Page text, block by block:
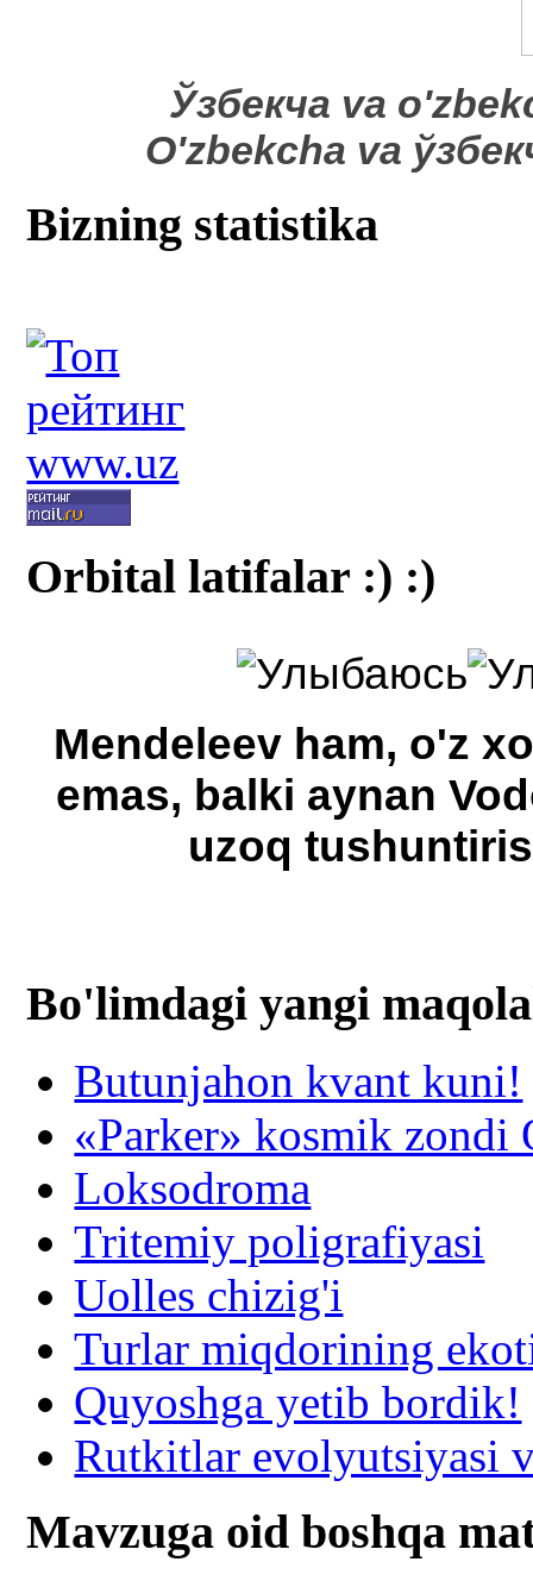
​Ўзбекча va
O'zbekcha va
Bizning statistika
Orbital latifalar :) :)
Mendeleev ham, o'z
emas, balki aynan
uzoq
Bo'limdagi yangi
Butunjahon kvant kuni!
«Parker» kosmik
Loksodroma
Tritemiy poligrafiyasi
Uolles chizig'i
Turlar miqdorining
Quyoshga yetib bordik!
Rutkitlar evolyutsiyasi
Mavzuga oid boshqa